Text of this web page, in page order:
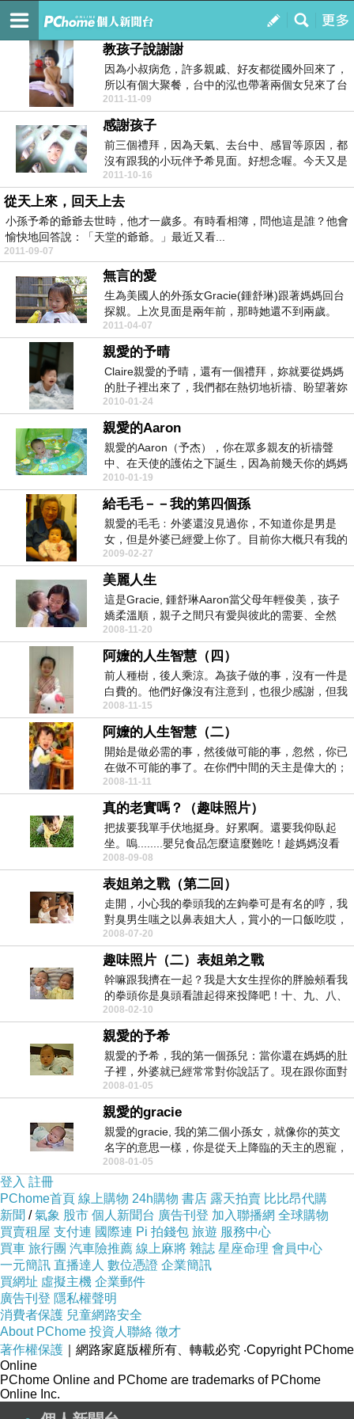
我的
訂閱
赤子童心
教孩子說謝謝
因為小叔病危，許多親戚、好友都從國外回來了，
所以有個大聚餐，台中的泓也帶著兩個女兒來了台
北。老二毛毛...
2011-11-09
感謝孩子
前三個禮拜，因為天氣、去台中、感冒等原因，都
沒有跟我的小玩伴予希見面。好想念喔。今天又是
週末，趕緊帶...
2011-10-16
從天上來，回天上去
小孫予希的爺爺去世時，他才一歲多。有時看相簿，問他這是誰？他會
愉快地回答說：「天堂的爺爺。」最近又看...
2011-09-07
無言的愛
生為美國人的外孫女Gracie(鍾舒琳)跟著媽媽回台
探親。上次見面是兩年前，那時她還不到兩歲。
Gra...
2011-04-07
親愛的予晴
Claire親愛的予晴，還有一個禮拜，妳就要從媽媽
的肚子裡出來了，我們都在熱切地祈禱、盼望著妳
的降生...
2010-01-24
親愛的Aaron
親愛的Aaron（予杰），你在眾多親友的祈禱聲
中、在天使的護佑之下誕生，因為前幾天你的媽媽
肺炎住院，...
2010-01-19
給毛毛－－我的第四個孫
親愛的毛毛﹕外婆還沒見過你，不知道你是男是
女，但是外婆已經愛上你了。目前你大概只有我的
拇指大，已有強...
2009-02-27
美麗人生
這是Gracie, 鍾舒琳Aaron當父母年輕俊美，孩子
嬌柔溫順，親子之間只有愛與彼此的需要、全然
的...
2008-11-20
阿嬤的人生智慧（四）
前人種樹，後人乘涼。為孩子做的事，沒有一件是
白費的。他們好像沒有注意到，也很少感謝，但我
們所做的，絕...
2008-11-15
阿嬤的人生智慧（二）
開始是做必需的事，然後做可能的事，忽然，你已
在做不可能的事了。在你們中間的天主是偉大的；
他會拯救，他...
2008-11-11
真的老實嗎？（趣味照片）
把拔要我單手伏地挺身。好累啊。還要我仰臥起
坐。嗚........嬰兒食品怎麼這麼難吃！趁媽媽沒看
見，...
2008-09-08
表姐弟之戰（第二回）
走開，小心我的拳頭我的左鉤拳可是有名的哼，我
對臭男生嗤之以鼻表姐大人，賞小的一口飯吃哎，
我這兒子，真...
2008-07-20
趣味照片（二）表姐弟之戰
幹嘛跟我擠在一起？我是大女生捏你的胖臉頰看我
的拳頭你是臭頭看誰起得來投降吧！十、九、八、
七、六、五....
2008-02-10
親愛的予希
親愛的予希，我的第一個孫兒：當你還在媽媽的肚
子裡，外婆就已經常常對你說話了。現在跟你面對
面，把小小的...
2008-01-05
親愛的gracie
親愛的gracie, 我的第二個小孫女，就像你的英文
名字的意思一樣，你是從天上降臨的天主的恩寵，
一個...
2008-01-05
登入 註冊
PChome首頁 線上購物 24h購物 書店 露天拍賣 比比昂代購
新聞 /氣象 股市 個人新聞台 廣告刊登 加入聯播網 全球購物
買賣租屋 支付連 國際連 Pi 拍錢包 旅遊 服務中心
買車 旅行團 汽車險推薦 線上麻將 雜誌 星座命理 會員中心
一元簡訊 直播達人 數位憑證 企業簡訊
買網址 虛擬主機 企業郵件
廣告刊登 隱私權聲明
消費者保護 兒童網路安全
About PChome 投資人聯絡 徵才
著作權保護 ｜網路家庭版權所有、轉載必究 ‧Copyright PChome
Online
PChome Online and PChome are trademarks of PChome
Online Inc.